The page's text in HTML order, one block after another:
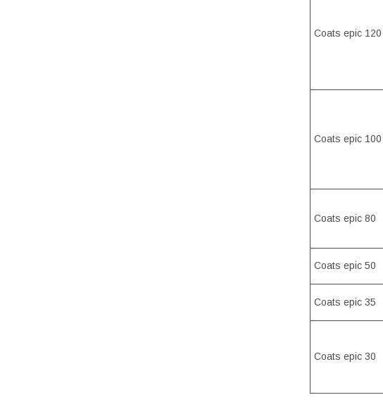
Coats epic 120
Coats epic 100
Coats epic 80
Coats epic 50
Coats epic 35
Coats epic 30